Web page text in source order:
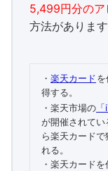
5,499円分のア
方法がありま
・ 楽天カード
得する。
・楽天市場の
が開催されて
ら楽天カード
れる。
・楽天カード